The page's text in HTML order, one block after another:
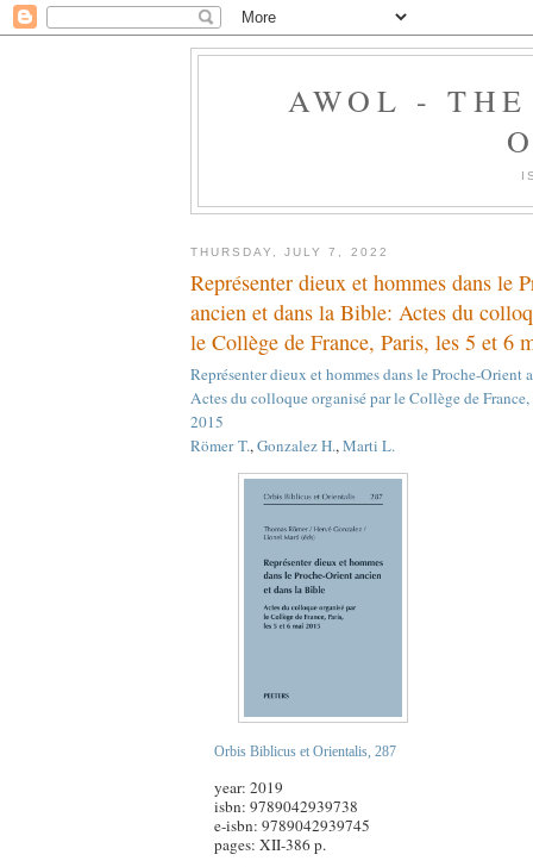
AWOL -
THURSDAY, JULY 7, 2022
Représenter dieux et hommes dans le
ancien et dans la Bible: Actes du
le Collège de France, Paris, les 5 et 6
Représenter dieux et hommes dans le Proche-Orient
Actes du colloque organisé par le Collège de France,
2015
Römer T.,Gonzalez H.,Marti L.
Orbis Biblicus et Orientalis, 287
year: 2019
isbn: 9789042939738
e-isbn: 9789042939745
pages: XII-386 p.